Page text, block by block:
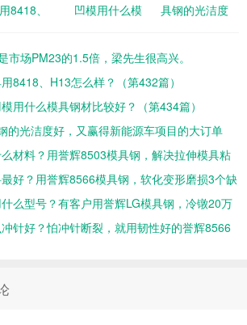
8418、
432篇）
凹模用什么模
好？（第434
具钢的光洁度
能源车项目的
421篇）
市场PM23的1.5倍，梁先生很高兴。
8418、H13怎么样？（第432篇）
用什么模具钢材比较好？（第434篇）
的光洁度好，又赢得新能源车项目的大订单
材料？用誉辉8503模具钢，解决拉伸模具粘
好？用誉辉8566模具钢，软化变形磨损3个缺
）
么型号？有客户用誉辉LG模具钢，冷镦20万
篇）
针好？怕冲针断裂，就用韧性好的誉辉8566